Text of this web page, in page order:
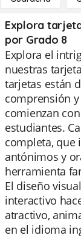
Explora
por Grado 8
Explora el
nuestras
tarjetas están
comprensión
comienzan
estudiantes.
completa, que
antónimos y
herramienta
El diseño
interactivo
atractivo,
en el idioma